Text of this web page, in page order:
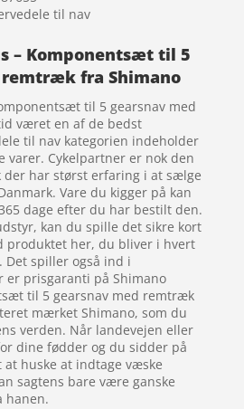
til nav
– Komponentsæt til 5
remtræk fra Shimano
til 5 gearsnav med
været en af de bedst
til nav kategorien indeholder
varer. Cykelpartner er nok den
der har størst erfaring i at sælge
Vare du kigger på kan
dage efter du har bestilt den.
kan du spille det sikre kort
produktet her, du bliver i hvert
spiller også ind i
er prisgaranti på Shimano
til 5 gearsnav med remtræk
mærket Shimano, som du
verden. Når landevejen eller
dine fødder og du sidder på
huske at indtage væske
sagtens bare være ganske
hanen.